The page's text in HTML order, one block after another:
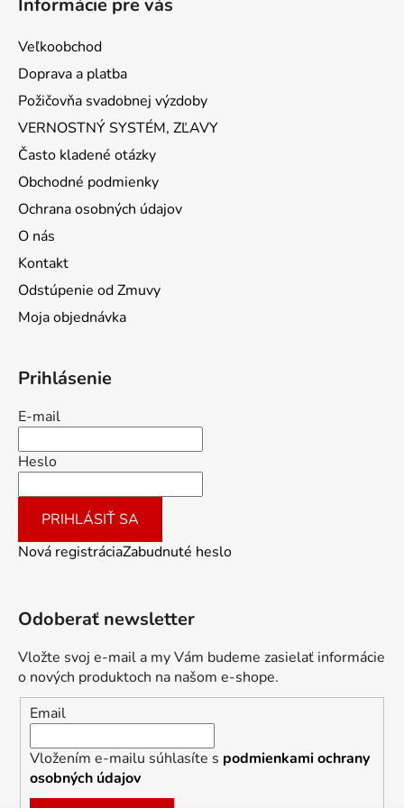
Informácie pre vás
Veľkoobchod
Doprava a platba
Požičovňa svadobnej výzdoby
VERNOSTNÝ SYSTÉM, ZĽAVY
Často kladené otázky
Obchodné podmienky
Ochrana osobných údajov
O nás
Kontakt
Odstúpenie od Zmuvy
Moja objednávka
Prihlásenie
E-mail
Heslo
PRIHLÁSIŤ SA
Nová registráciaZabudnuté heslo
Odoberať newsletter
Vložte svoj e-mail a my Vám budeme zasielať informácie
o nových produktoch na našom e-shope.
Email
Vložením e-mailu súhlasíte s podmienkami ochrany
osobných údajov